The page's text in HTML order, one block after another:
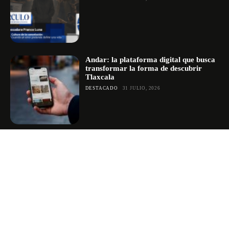
Andar: la plataforma digital que busca
transformar la forma de descubrir
Tlaxcala
DESTACADO 31 JULIO, 2026